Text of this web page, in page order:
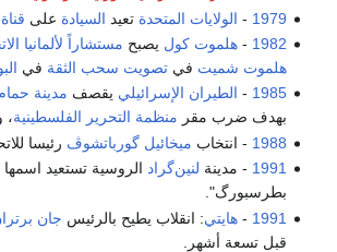
1979
- الولايات المتحدة تعيد السيادة على
1982
-هلموت كول يصبح مستشاراً لألمانيا
هلموت شميت فيتصويت سحب الثقة في
1985
- الطيران الإسرائيلي يقصف مدينة
بهدف ضرب مقر منظمة التحرير الفلسطينية،
1988 - انتخاب ميخائيل گورباتشوڤ رئيسا
1991 - مدينة لنين‌گراد الروسية تستعيد
بطرسبورگ".
1991
-هايتي: انقلاب يطيح بالرئيس جان
قبل تسعة أشهر.